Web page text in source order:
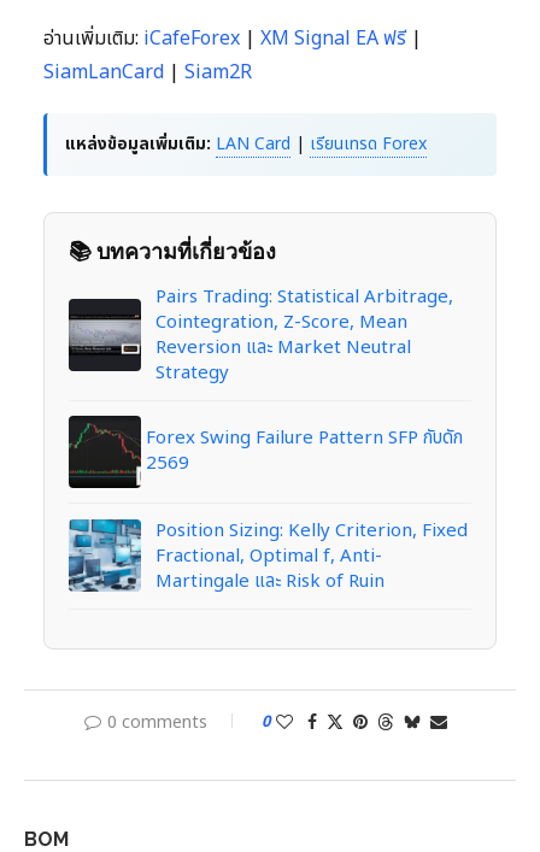
อ่านเพิ่มเติม: iCafeForex | XM Signal EA ฟรี|
SiamLanCard | Siam2R
แหล่งข้อมูลเพิ่มเติม: LAN Card | เรียนเทรด Forex
📚 บทความที่เกี่ยวข้อง
Pairs Trading: Statistical Arbitrage,
Cointegration, Z-Score, Mean
Reversion และ Market Neutral
Strategy
Forex Swing Failure Pattern SFP กับดัก
2569
Position Sizing: Kelly Criterion, Fixed
Fractional, Optimal f, Anti-
Martingale และ Risk of Ruin
0 comments 0
BOM